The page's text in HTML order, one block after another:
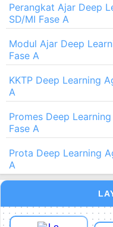
Perangkat Ajar Deep
SD/MI Fase A
Modul Ajar Deep
Fase A
KKTP Deep Learning
A
Promes Deep
Fase A
Prota Deep Learning
A